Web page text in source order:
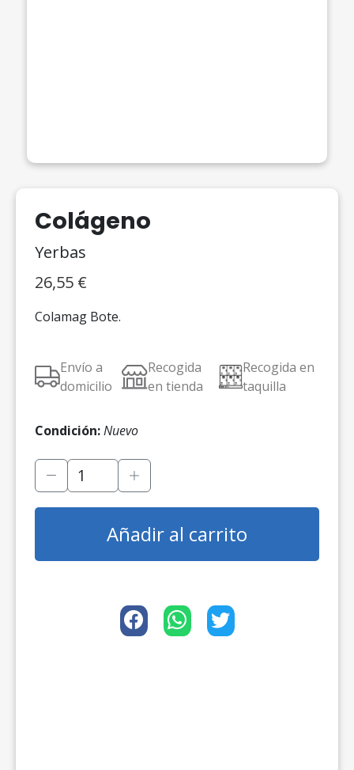
Colágeno
Yerbas
26,55 €
Colamag Bote.
Envío a
domicilio
Recogida
en tienda
Recogida en
taquilla
Condición:Nuevo
Añadir al carrito